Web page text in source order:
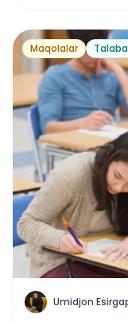
Maqolalar Talaba
U Umidjon